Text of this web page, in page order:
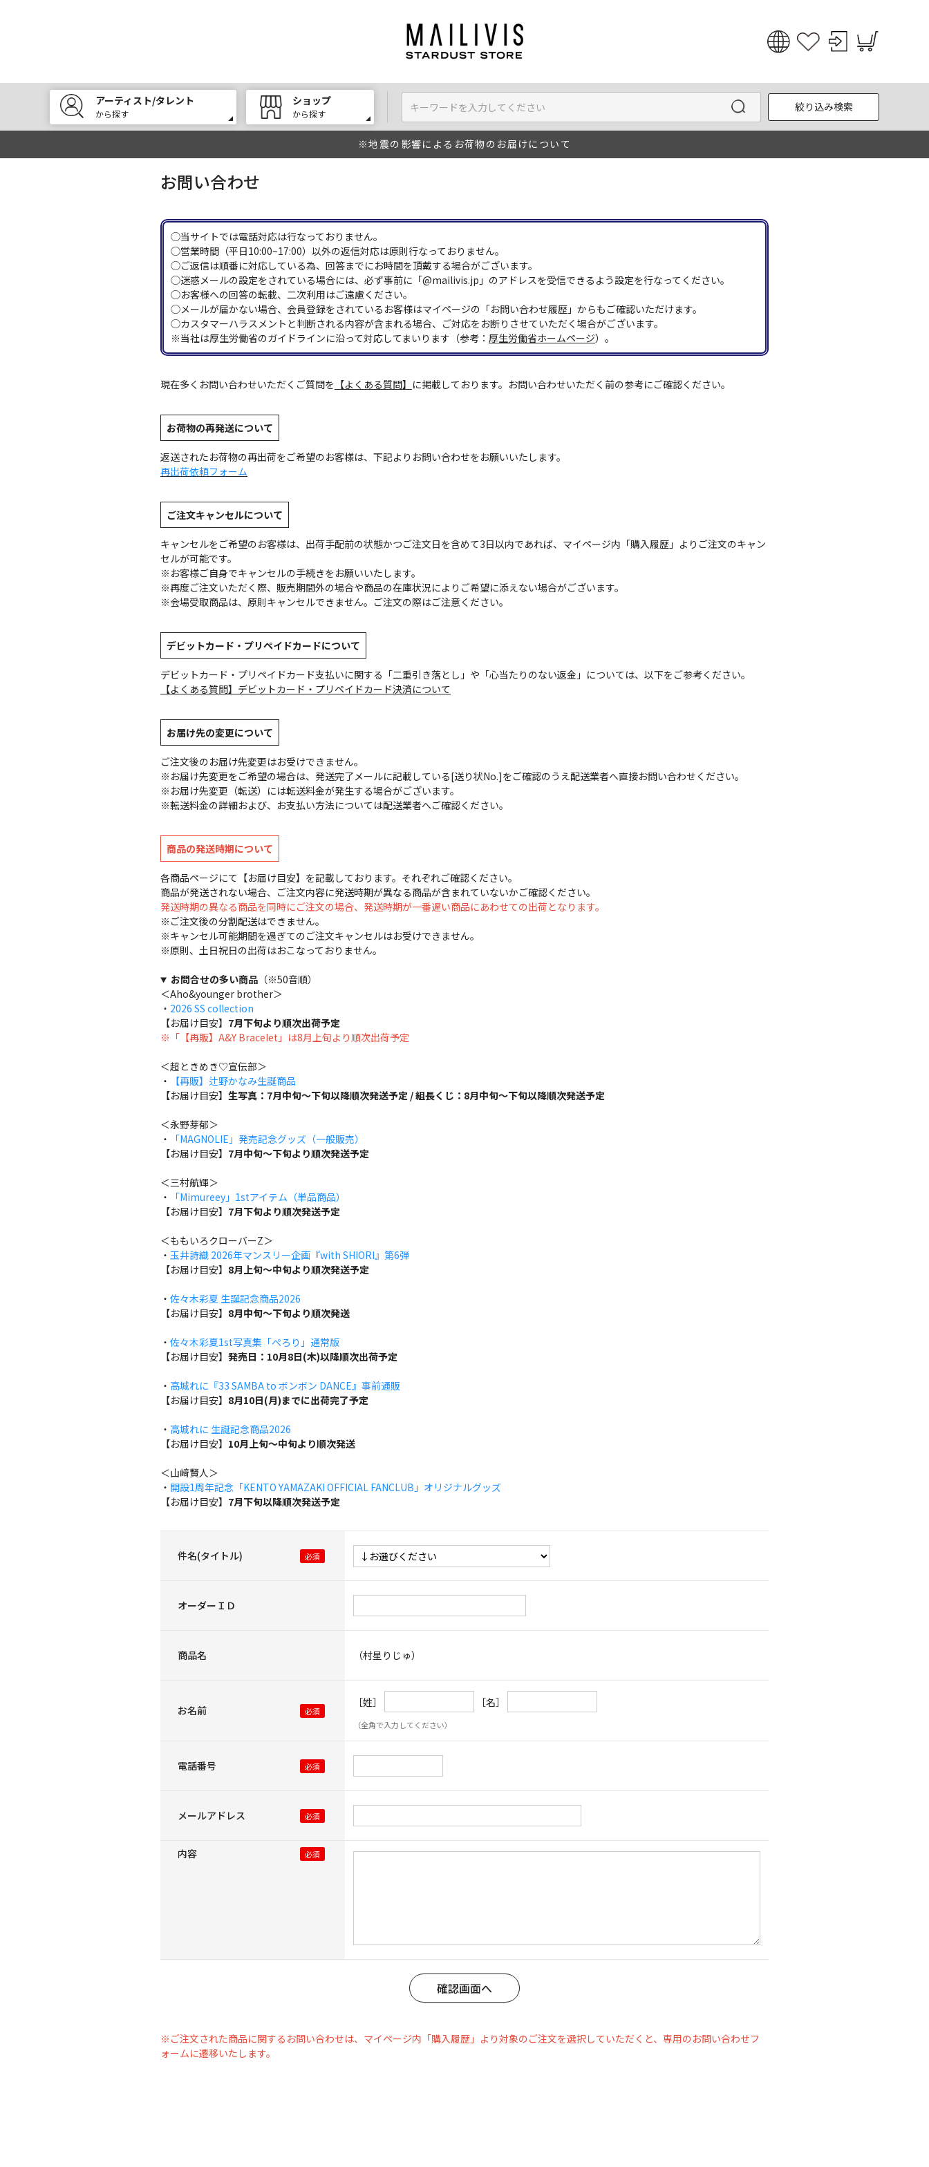
English
한국어
アーティスト/タレント
から探す
ショップ
から探す
絞り込み検索
※地震の影響によるお荷物のお届けについて
お問い合わせ
◯当サイトでは電話対応は行なっておりません。
◯営業時間（平日10:00~17:00）以外の返信対応は原則行なっておりません。
◯ご返信は順番に対応している為、回答までにお時間を頂戴する場合がございます。
◯迷惑メールの設定をされている場合には、必ず事前に「@mailivis.jp」のアドレスを受信できるよう設定を行なってください。
◯お客様への回答の転載、二次利用はご遠慮ください。
◯メールが届かない場合、会員登録をされているお客様はマイページの「お問い合わせ履歴」からもご確認いただけます。
◯カスタマーハラスメントと判断される内容が含まれる場合、ご対応をお断りさせていただく場合がございます。
※当社は厚生労働省のガイドラインに沿って対応してまいります（参考： 厚生労働省ホームページ）。
現在多くお問い合わせいただくご質問を 【よくある質問】 に掲載しております。お問い合わせいただく前の参考にご確認ください。
お荷物の再発送について
返送されたお荷物の再出荷をご希望のお客様は、下記よりお問い合わせをお願いいたします。
再出荷依頼フォーム
ご注文キャンセルについて
キャンセルをご希望のお客様は、出荷手配前の状態かつご注文日を含めて3日以内であれば、マイページ内「購入履歴」よりご注文のキャン
セルが可能です。
※お客様ご自身でキャンセルの手続きをお願いいたします。
※再度ご注文いただく際、販売期間外の場合や商品の在庫状況によりご希望に添えない場合がございます。
※会場受取商品は、原則キャンセルできません。ご注文の際はご注意ください。
デビットカード・プリペイドカードについて
デビットカード・プリペイドカード支払いに関する「二重引き落とし」や「心当たりのない返金」については、以下をご参考ください。
【よくある質問】デビットカード・プリペイドカード決済について
お届け先の変更について
ご注文後のお届け先変更はお受けできません。
※お届け先変更をご希望の場合は、発送完了メールに記載している[送り状No.]をご確認のうえ配送業者へ直接お問い合わせください。
※お届け先変更（転送）には転送料金が発生する場合がございます。
※転送料金の詳細および、お支払い方法については配送業者へご確認ください。
商品の発送時期について
各商品ページにて【お届け目安】を記載しております。それぞれご確認ください。
商品が発送されない場合、ご注文内容に発送時期が異なる商品が含まれていないかご確認ください。
発送時期の異なる商品を同時にご注文の場合、発送時期が一番遅い商品にあわせての出荷となります。
※ご注文後の分割配送はできません。
※キャンセル可能期間を過ぎてのご注文キャンセルはお受けできません。
※原則、土日祝日の出荷はおこなっておりません。
お問合せの多い商品（※50音順）
＜Aho&younger brother＞
・ 2026 SS collection
【お届け目安】 7月下旬より順次出荷予定
※「【再販】A&Y Bracelet」は8月上旬より順次出荷予定
＜超ときめき♡宣伝部＞
・
【再販】辻野かなみ生誕商品
【お届け目安】 生写真：7月中旬～下旬以降順次発送予定 / 組長くじ：8月中旬～下旬以降順次発送予定
＜永野芽郁＞
・
「MAGNOLIE」発売記念グッズ（一般販売）
【お届け目安】 7月中旬～下旬より順次発送予定
＜三村航輝＞
・
「Mimureey」1stアイテム（単品商品）
【お届け目安】 7月下旬より順次発送予定
＜ももいろクローバーZ＞
・ 玉井詩織 2026年マンスリー企画『with SHIORI』第6弾
【お届け目安】 8月上旬～中旬より順次発送予定
・ 佐々木彩夏 生誕記念商品2026
【お届け目安】 8月中旬～下旬より順次発送
・ 佐々木彩夏1st写真集「ぺろり」通常版
【お届け目安】 発売日：10月8日(木)以降順次出荷予定
・ 高城れに『33 SAMBA to ボンボン DANCE』事前通販
【お届け目安】 8月10日(月)までに出荷完了予定
・ 高城れに 生誕記念商品2026
【お届け目安】 10月上旬～中旬より順次発送
＜山﨑賢人＞
・ 開設1周年記念「KENTO YAMAZAKI OFFICIAL FANCLUB」オリジナルグッズ
【お届け目安】 7月下旬以降順次発送予定
件名(タイトル)
オーダーＩＤ
商品名 （村星りじゅ）
お名前
［姓］ ［名］
（全角で入力してください）
電話番号
メールアドレス
内容
※ご注文された商品に関するお問い合わせは、マイページ内「購入履歴」より対象のご注文を選択していただくと、専用のお問い合わせフ
ォームに遷移いたします。